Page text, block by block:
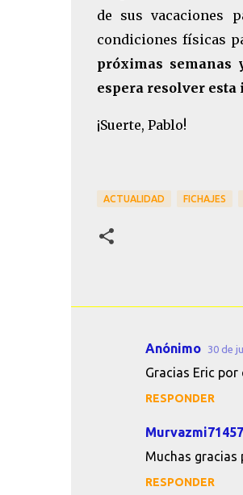
de sus vacaciones
condiciones físicas
próximas semanas
espera resolver
¡Suerte, Pablo!
ACTUALIDAD FICHAJES
Anónimo 30 de
Gracias Eric
RESPONDER
Murvazmi71457
Muchas gracias
RESPONDER